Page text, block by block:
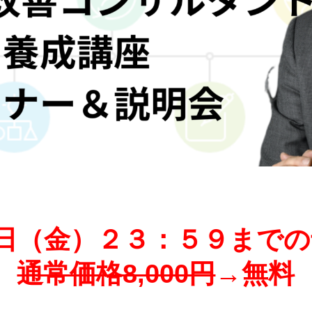
（金）２３：５９まで
通常価格8,000円→無料